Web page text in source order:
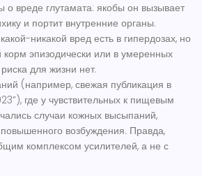
вреде глутамата: якобы он вызывает
и портит внутренние органы.
никакой вред есть в гипердозах, но
корм эпизодически или в умеренных
для жизни нет.
(например, свежая публикация в
где у чувствительных к пищевым
случаи кожных высыпаний,
повышенного возбуждения. Правда,
комплексом усилителей, а не с